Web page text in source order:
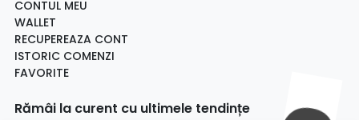
CONTUL MEU
WALLET
RECUPEREAZA CONT
ISTORIC COMENZI
FAVORITE
Rămâi la curent cu ultimele tendințe